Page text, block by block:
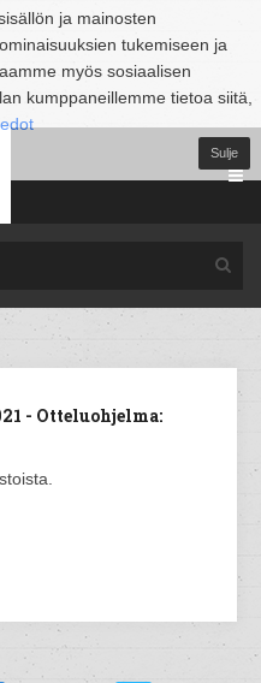
ja mainosten
tukemiseen ja
myös sosiaalisen
kumppaneillemme tietoa siitä,
Sulje
- Otteluohjelma: